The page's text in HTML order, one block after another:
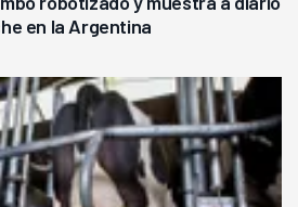
en la Argentina